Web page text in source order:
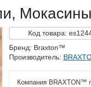
Кодтовара:
Бренд: Braxton™
Производитель:
Компания BRAXTON™